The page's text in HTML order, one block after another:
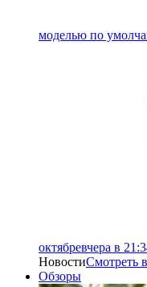
моделью по
октябревчера в
НовостиСмотреть
Обзоры